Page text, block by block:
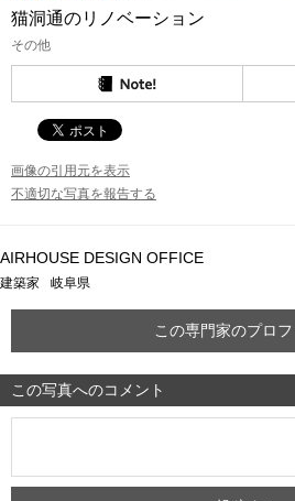
猫洞通のリノベーション
その他
画像の引用元を表示
不適切な写真を報告する
AIRHOUSE DESIGN OFFICE
建築家 岐阜県
この専門家のプロ
この写真へのコメント